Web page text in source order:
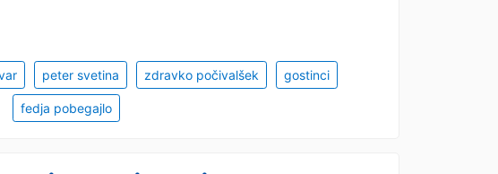
peter svetina zdravko počivalšek gostinci
fedja pobegajlo